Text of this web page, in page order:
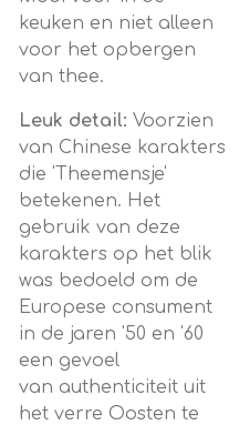
keuken en niet alleen
voor het opbergen
van thee.
Leuk detail: Voorzien
van Chinese karakters
die 'Theemensje'
betekenen. Het
gebruik van deze
karakters op het blik
was bedoeld om de
Europese consument
in de jaren '50 en '60
een gevoel
van authenticiteit uit
het verre Oosten te